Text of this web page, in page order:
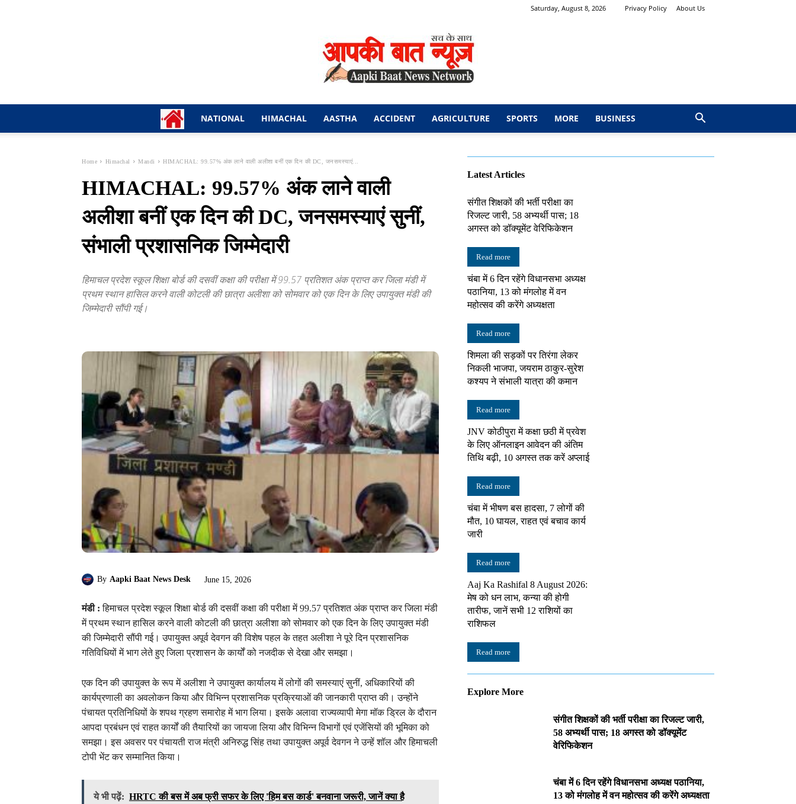
Saturday, August 8, 2026 Privacy Policy About Us
बात
न्यूज़
नेटवर्क
NATIONAL HIMACHAL AASTHA ACCIDENT AGRICULTURE SPORTS MORE BUSINESS
Home Himachal Mandi HIMACHAL: 99.57% अंक लाने वाली अलीशा बनीं एक दिन की DC, जनसमस्याएं...
HIMACHAL: 99.57% अंक लाने वाली
अलीशा बनीं एक दिन की DC, जनसमस्याएं सुनीं,
संभाली प्रशासनिक जिम्मेदारी
हिमाचल प्रदेश स्कूल शिक्षा बोर्ड की दसवीं कक्षा की परीक्षा में 99.57 प्रतिशत अंक प्राप्त कर जिला मंडी में
प्रथम स्थान हासिल करने वाली कोटली की छात्रा अलीशा को सोमवार को एक दिन के लिए उपायुक्त मंडी की
जिम्मेदारी सौंपी गई।
By Aapki Baat News Desk June 15, 2026
मंडी : हिमाचल प्रदेश स्कूल शिक्षा बोर्ड की दसवीं कक्षा की परीक्षा में 99.57 प्रतिशत अंक प्राप्त कर जिला मंडी
में प्रथम स्थान हासिल करने वाली कोटली की छात्रा अलीशा को सोमवार को एक दिन के लिए उपायुक्त मंडी
की जिम्मेदारी सौंपी गई। उपायुक्त अपूर्व देवगन की विशेष पहल के तहत अलीशा ने पूरे दिन प्रशासनिक
गतिविधियों में भाग लेते हुए जिला प्रशासन के कार्यों को नजदीक से देखा और समझा।
एक दिन की उपायुक्त के रूप में अलीशा ने उपायुक्त कार्यालय में लोगों की समस्याएं सुनीं, अधिकारियों की
कार्यप्रणाली का अवलोकन किया और विभिन्न प्रशासनिक प्रक्रियाओं की जानकारी प्राप्त की। उन्होंने
पंचायत प्रतिनिधियों के शपथ ग्रहण समारोह में भाग लिया। इसके अलावा राज्यव्यापी मेगा मॉक ड्रिल के दौरान
आपदा प्रबंधन एवं राहत कार्यों की तैयारियों का जायजा लिया और विभिन्न विभागों एवं एजेंसियों की भूमिका को
समझा। इस अवसर पर पंचायती राज मंत्री अनिरुद्ध सिंह तथा उपायुक्त अपूर्व देवगन ने उन्हें शॉल और हिमाचली
टोपी भेंट कर सम्मानित किया।
ये भी पढ़ें: HRTC की बस में अब फ्री सफर के लिए 'हिम बस कार्ड' बनवाना जरूरी, जानें क्या है
Latest Articles
संगीत शिक्षकों की भर्ती परीक्षा का
रिजल्ट जारी, 58 अभ्यर्थी पास; 18
अगस्त को डॉक्यूमेंट वेरिफिकेशन
Read more
चंबा में 6 दिन रहेंगे विधानसभा अध्यक्ष
पठानिया, 13 को मंगलोह में वन
महोत्सव की करेंगे अध्यक्षता
Read more
शिमला की सड़कों पर तिरंगा लेकर
निकली भाजपा, जयराम ठाकुर-सुरेश
कश्यप ने संभाली यात्रा की कमान
Read more
JNV कोठीपुरा में कक्षा छठी में प्रवेश
के लिए ऑनलाइन आवेदन की अंतिम
तिथि बढ़ी, 10 अगस्त तक करें अप्लाई
Read more
चंबा में भीषण बस हादसा, 7 लोगों की
मौत, 10 घायल, राहत एवं बचाव कार्य
जारी
Read more
Aaj Ka Rashifal 8 August 2026:
मेष को धन लाभ, कन्या की होगी
तारीफ, जानें सभी 12 राशियों का
राशिफल
Read more
Explore More
संगीत शिक्षकों की भर्ती परीक्षा का रिजल्ट जारी,
58 अभ्यर्थी पास; 18 अगस्त को डॉक्यूमेंट
वेरिफिकेशन
चंबा में 6 दिन रहेंगे विधानसभा अध्यक्ष पठानिया,
13 को मंगलोह में वन महोत्सव की करेंगे अध्यक्षता